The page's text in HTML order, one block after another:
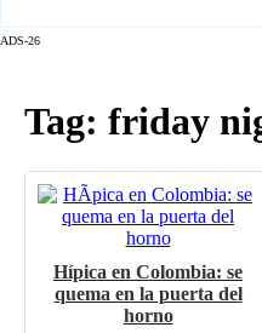
ADS-26
Tag: friday
Hípica en Colombia: se
quema en la puerta del
horno